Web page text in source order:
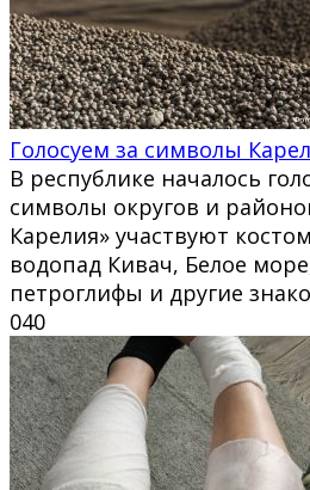
Голосуем за символы
В республике началось
символы округов и
Карелия» участвуют
водопад Кивач, Белое
петроглифы и другие
040